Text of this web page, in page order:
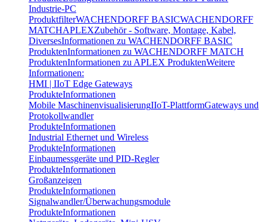
Industrie-PC
ProduktfilterWACHENDORFF BASICWACHENDORFF
MATCHAPLEXZubehör - Software, Montage, Kabel,
DiversesInformationen zu WACHENDORFF BASIC
ProduktenInformationen zu WACHENDORFF MATCH
ProduktenInformationen zu APLEX ProduktenWeitere
Informationen:
HMI | IIoT Edge Gateways
ProdukteInformationen
Mobile MaschinenvisualisierungIIoT-PlattformGateways und
Protokollwandler
ProdukteInformationen
Industrial Ethernet und Wireless
ProdukteInformationen
Einbaumessgeräte und PID-Regler
ProdukteInformationen
Großanzeigen
ProdukteInformationen
Signalwandler/Überwachungsmodule
ProdukteInformationen